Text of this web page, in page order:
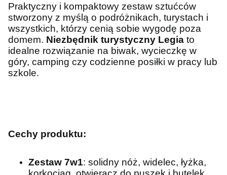
Praktyczny i kompaktowy zestaw sztućców
stworzony z myślą o podróżnikach, turystach i
wszystkich, którzy cenią sobie wygodę poza
domem. Niezbędnik turystyczny Legia to
idealne rozwiązanie na biwak, wycieczkę w
góry, camping czy codzienne posiłki w pracy lub
szkole.
Cechy produktu:
Zestaw 7w1: solidny nóż, widelec, łyżka,